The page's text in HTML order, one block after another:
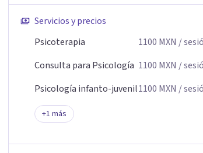
Servicios y precios
Psicoterapia
1100 MXN /
Consulta para Psicología 1100 MXN /
Psicología infanto-juvenil1100 MXN /
+1 más